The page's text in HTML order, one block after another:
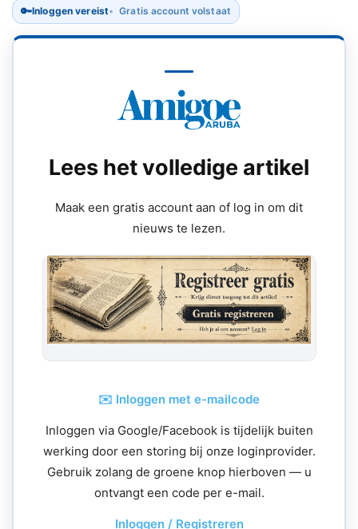
🔑Inloggen vereist Gratis account volstaat
Lees het volledige artikel
Maak een gratis account aan of log in om dit
nieuws te lezen.
✉️ Inloggen met e-mailcode
Inloggen via Google/Facebook is tijdelijk buiten
werking door een storing bij onze loginprovider.
Gebruik zolang de groene knop hierboven — u
ontvangt een code per e-mail.
Inloggen / Registreren